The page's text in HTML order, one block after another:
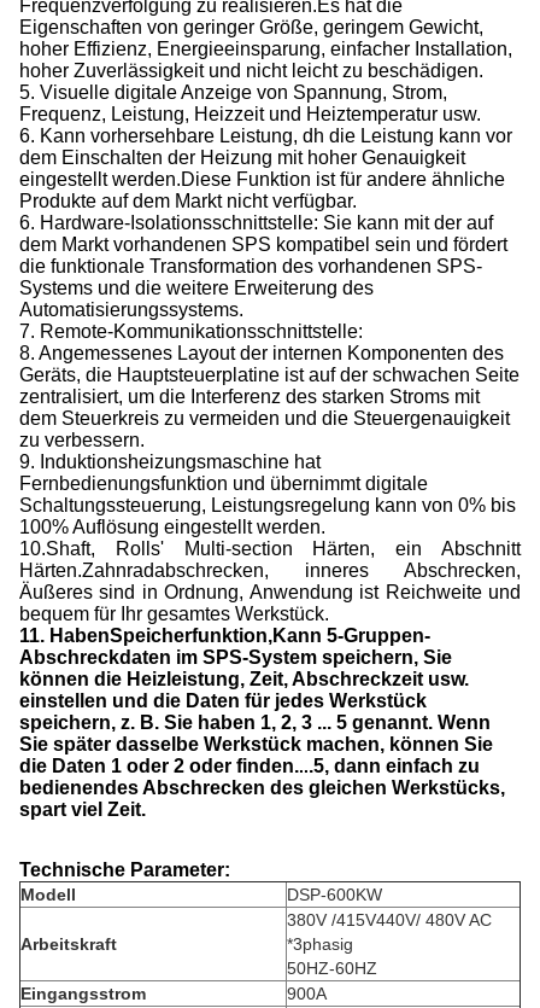
Frequenzverfolgung zu realisieren.Es hat die
Eigenschaften von geringer Größe, geringem Gewicht,
hoher Effizienz, Energieeinsparung, einfacher Installation,
hoher Zuverlässigkeit und nicht leicht zu beschädigen.
5. Visuelle digitale Anzeige von Spannung, Strom,
Frequenz, Leistung, Heizzeit und Heiztemperatur usw.
6. Kann vorhersehbare Leistung, dh die Leistung kann vor
dem Einschalten der Heizung mit hoher Genauigkeit
eingestellt werden.Diese Funktion ist für andere ähnliche
Produkte auf dem Markt nicht verfügbar.
6. Hardware-Isolationsschnittstelle: Sie kann mit der auf
dem Markt vorhandenen SPS kompatibel sein und fördert
die funktionale Transformation des vorhandenen SPS-
Systems und die weitere Erweiterung des
Automatisierungssystems.
7. Remote-Kommunikationsschnittstelle:
8. Angemessenes Layout der internen Komponenten des
Geräts, die Hauptsteuerplatine ist auf der schwachen Seite
zentralisiert, um die Interferenz des starken Stroms mit
dem Steuerkreis zu vermeiden und die Steuergenauigkeit
zu verbessern.
9. Induktionsheizungsmaschine hat
Fernbedienungsfunktion und übernimmt digitale
Schaltungssteuerung, Leistungsregelung kann von 0% bis
100% Auflösung eingestellt werden.
10.Shaft, Rolls' Multi-section Härten, ein Abschnitt
Härten.Zahnradabschrecken, inneres Abschrecken,
Äußeres sind in Ordnung, Anwendung ist Reichweite und
bequem für Ihr gesamtes Werkstück.
11. HabenSpeicherfunktion,Kann 5-Gruppen-
Abschreckdaten im SPS-System speichern, Sie
können die Heizleistung, Zeit, Abschreckzeit usw.
einstellen und die Daten für jedes Werkstück
speichern, z. B. Sie haben 1, 2, 3 ... 5 genannt. Wenn
Sie später dasselbe Werkstück machen, können Sie
die Daten 1 oder 2 oder finden....5, dann einfach zu
bedienendes Abschrecken des gleichen Werkstücks,
spart viel Zeit.
Technische Parameter:
Modell DSP-600KW
Arbeitskraft
380V /415V440V/ 480V AC
*3phasig
50HZ-60HZ
Eingangsstrom
900A